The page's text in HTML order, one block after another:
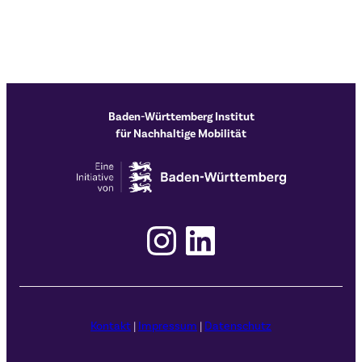
Baden-Württemberg Institut
für Nachhaltige Mobilität
Instagram LinkedIn
Kontakt | Impressum | Datenschutz